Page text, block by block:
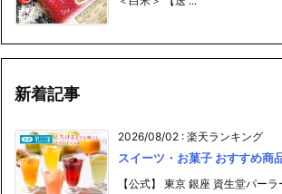
新着記事
2026/08/02 : 楽天ランキング
スイーツ・お菓子 おすすめ商
【公式】 東京 銀座 資生堂パー